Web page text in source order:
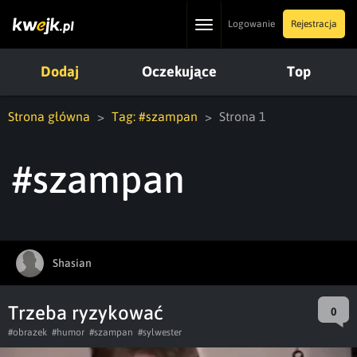
ToggleLogowanie Rejestracja
Dodaj Oczekujące Top
Strona główna Tag: #szampan Strona 1
#szampan
Shasian
Trzeba ryzykować 0
#obrazek #humor #szampan #sylwester